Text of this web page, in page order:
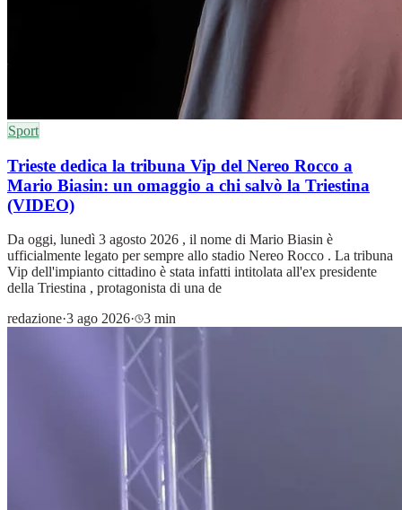
Sport
Trieste dedica la tribuna Vip del Nereo Rocco a
Mario Biasin: un omaggio a chi salvò la Triestina
(VIDEO)
Da oggi, lunedì 3 agosto 2026 , il nome di Mario Biasin è
ufficialmente legato per sempre allo stadio Nereo Rocco . La tribuna
Vip dell'impianto cittadino è stata infatti intitolata all'ex presidente
della Triestina , protagonista di una de
redazione·3 ago 2026· 3 min